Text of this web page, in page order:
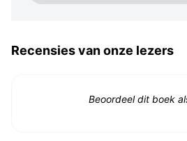
Recensies van onze lezers
Beoordeel dit boek